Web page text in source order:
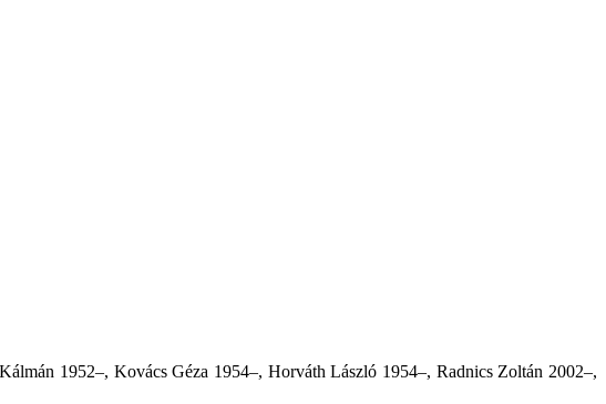
1952–, Kovács Géza 1954–, Horváth László 1954–, Radnics Zoltán 2002–,